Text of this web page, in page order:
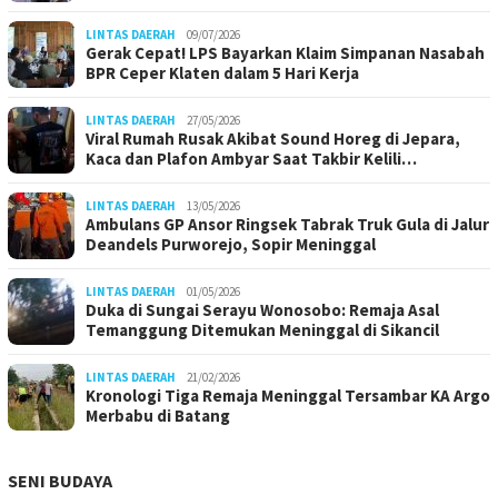
LINTAS DAERAH 09/07/2026
Gerak Cepat! LPS Bayarkan Klaim Simpanan Nasabah
BPR Ceper Klaten dalam 5 Hari Kerja
LINTAS DAERAH 27/05/2026
Viral Rumah Rusak Akibat Sound Horeg di Jepara,
Kaca dan Plafon Ambyar Saat Takbir Kelili…
LINTAS DAERAH 13/05/2026
Ambulans GP Ansor Ringsek Tabrak Truk Gula di Jalur
Deandels Purworejo, Sopir Meninggal
LINTAS DAERAH 01/05/2026
Duka di Sungai Serayu Wonosobo: Remaja Asal
Temanggung Ditemukan Meninggal di Sikancil
LINTAS DAERAH 21/02/2026
Kronologi Tiga Remaja Meninggal Tersambar KA Argo
Merbabu di Batang
SENI BUDAYA